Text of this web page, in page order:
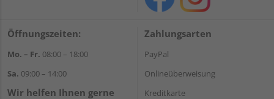
Öffnungszeiten:
Mo. – Fr. 08:00 – 18:00
Sa. 09:00 – 14:00
Wir helfen Ihnen gerne
Zahlungsarten
PayPal
Onlineüberweisung
Kreditkarte